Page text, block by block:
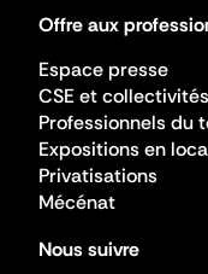
Offre aux
Espace presse
CSE et collectivités
Professionnels du
Expositions en
Privatisations
Mécénat
Nous suivre